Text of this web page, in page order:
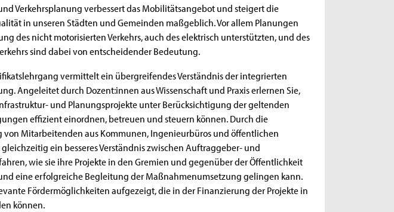
Verkehrsplanung verbessert das Mobilitätsangebot und steigert die
in unseren Städten und Gemeinden maßgeblich. Vor allem Planungen
des nicht motorisierten Verkehrs, auch des elektrisch unterstützten, und des
sind dabei von entscheidender Bedeutung.
vermittelt ein übergreifendes Verständnis der integrierten
Angeleitet durch Dozent:innen aus Wissenschaft und Praxis erlernen Sie,
und Planungsprojekte unter Berücksichtigung der geltenden
effizient einordnen, betreuen und steuern können. Durch die
von Mitarbeitenden aus Kommunen, Ingenieurbüros und öffentlichen
ein besseres Verständnis zwischen Auftraggeber- und
wie sie ihre Projekte in den Gremien und gegenüber der Öffentlichkeit
eine erfolgreiche Begleitung der Maßnahmenumsetzung gelingen kann.
Fördermöglichkeiten aufgezeigt, die in der Finanzierung der Projekte in
können.